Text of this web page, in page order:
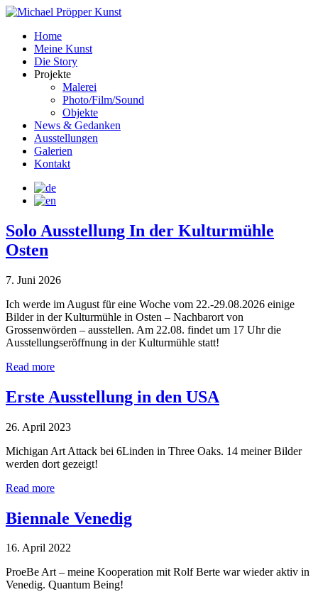
Home
Meine Kunst
Die Story
Projekte
Malerei
Photo/Film/Sound
Objekte
News & Gedanken
Ausstellungen
Galerien
Kontakt
Solo Ausstellung In der Kulturmühle
Osten
7. Juni 2026
Ich werde im August für eine Woche vom 22.-29.08.2026 einige
Bilder in der Kulturmühle in Osten – Nachbarort von
Grossenwörden – ausstellen. Am 22.08. findet um 17 Uhr die
Ausstellungseröffnung in der Kulturmühle statt!
Read more
Erste Ausstellung in den USA
26. April 2023
Michigan Art Attack bei 6Linden in Three Oaks. 14 meiner Bilder
werden dort gezeigt!
Read more
Biennale Venedig
16. April 2022
ProeBe Art – meine Kooperation mit Rolf Berte war wieder aktiv in
Venedig. Quantum Being!